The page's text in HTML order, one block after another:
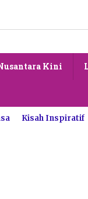
Kini
Kisah Inspiratif